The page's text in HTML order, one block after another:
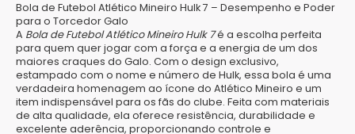
Bola de Futebol Atlético Mineiro Hulk 7 – Desempenho e Poder
para o Torcedor Galo
A Bola de Futebol Atlético Mineiro Hulk 7é a escolha perfeita
para quem quer jogar com a força e a energia de um dos
maiores craques do Galo. Com o design exclusivo,
estampado com o nome e número de Hulk, essa bola é uma
verdadeira homenagem ao ícone do Atlético Mineiro e um
item indispensável para os fãs do clube. Feita com materiais
de alta qualidade, ela oferece resistência, durabilidade e
excelente aderência, proporcionando controle e